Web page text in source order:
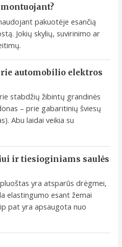
pakuotėje esančią
Jokių skylių, suvirinimo ar
automobilio elektros
stabdžių žibintų grandinės
– prie gabaritinių šviesų
Abu laidai veikia su
ir tiesioginiams saulės
yra atsparūs drėgmei,
elastingumo esant žemai
pat yra apsaugota nuo